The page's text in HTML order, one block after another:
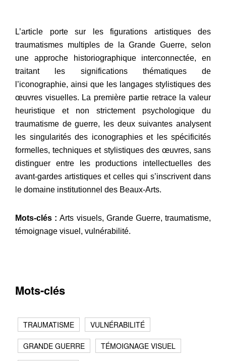
L’article porte sur les figurations artistiques des
traumatismes multiples de la Grande Guerre, selon
une approche historiographique interconnectée, en
traitant les significations thématiques de
l’iconographie, ainsi que les langages stylistiques des
œuvres visuelles. La première partie retrace la valeur
heuristique et non strictement psychologique du
traumatisme de guerre, les deux suivantes analysent
les singularités des iconographies et les spécificités
formelles, techniques et stylistiques des œuvres, sans
distinguer entre les productions intellectuelles des
avant-gardes artistiques et celles qui s’inscrivent dans
le domaine institutionnel des Beaux-Arts.
Mots-clés :Arts visuels, Grande Guerre, traumatisme,
témoignage visuel, vulnérabilité.
Mots-clés
TRAUMATISME VULNÉRABILITÉ
GRANDE GUERRE TÉMOIGNAGE VISUEL